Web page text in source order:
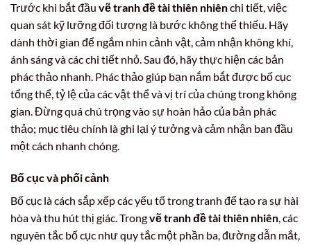
Trước khi bắt đầu vẽ tranh đề tài thiên nhiênchi tiết, việc
quan sát kỹ lưỡng đối tượng là bước không thể thiếu. Hãy
dành thời gian để ngắm nhìn cảnh vật, cảm nhận không khí,
ánh sáng và các chi tiết nhỏ. Sau đó, hãy thực hiện các bản
phác thảo nhanh. Phác thảo giúp bạn nắm bắt được bố cục
tổng thể, tỷ lệ của các vật thể và vị trí của chúng trong không
gian. Đừng quá chú trọng vào sự hoàn hảo của bản phác
thảo; mục tiêu chính là ghi lại ý tưởng và cảm nhận ban đầu
một cách nhanh chóng.
Bố cục và phối cảnh
Bố cục là cách sắp xếp các yếu tố trong tranh để tạo ra sự hài
hòa và thu hút thị giác. Trongvẽ tranh đề tài thiên nhiên, các
nguyên tắc bố cục như quy tắc một phần ba, đường dẫn mắt,